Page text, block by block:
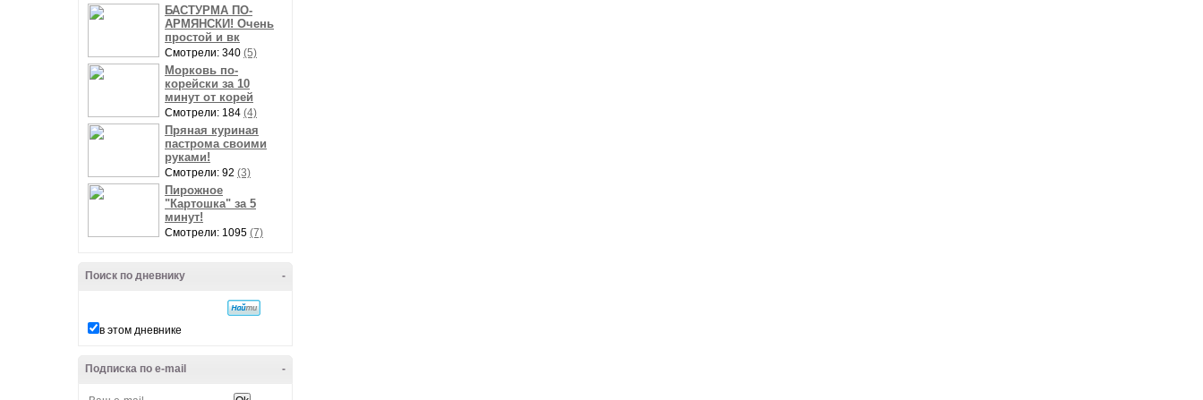
БАСТУРМА ПО-
АРМЯНСКИ! Очень
простой и вк
Смотрели: 340 (5)
Морковь по-
корейски за 10
минут от корей
Смотрели: 184 (4)
Пряная куриная
пастрома своими
руками!
Смотрели: 92 (3)
Пирожное
"Картошка" за 5
минут!
Смотрели: 1095 (7)
-
Поиск по дневнику
в этом дневнике
-
Подписка по e-mail